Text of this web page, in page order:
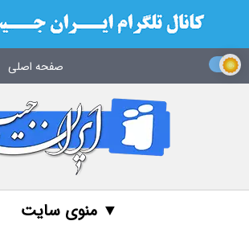
صفحه اصلی
▼ منوی سایت